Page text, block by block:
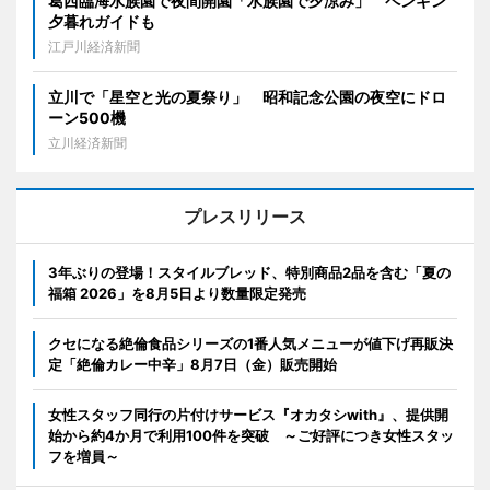
夕暮れガイドも
江戸川経済新聞
立川で「星空と光の夏祭り」 昭和記念公園の夜空にドロ
ーン500機
立川経済新聞
プレスリリース
3年ぶりの登場！スタイルブレッド、特別商品2品を含む「夏の
福箱 2026」を8月5日より数量限定発売
クセになる絶倫食品シリーズの1番人気メニューが値下げ再販決
定「絶倫カレー中辛」8月7日（金）販売開始
女性スタッフ同行の片付けサービス『オカタシwith』、提供開
始から約4か月で利用100件を突破 ～ご好評につき女性スタッ
フを増員～